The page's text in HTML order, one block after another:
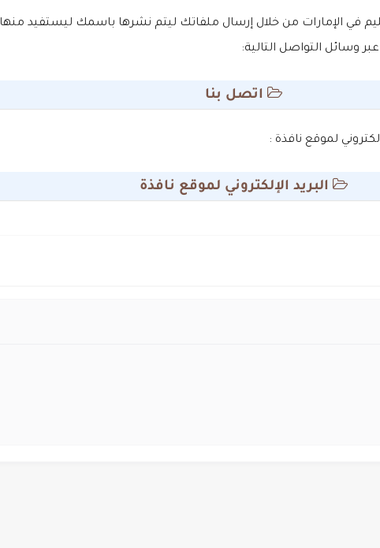
في الإمارات من خلال إرسال ملفاتك ليتم نشرها باسمك ليستفيد منها
وسائل التواصل التالية:
اتصل بنا
لموقع نافذة :
البريد الإلكتروني لموقع نافذة